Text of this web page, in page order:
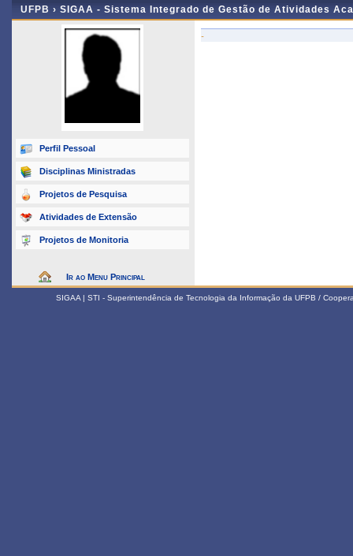
UFPB › SIGAA - Sistema Integrado de Gestão de Atividades
Perfil Pessoal
Disciplinas Ministradas
Projetos de Pesquisa
Atividades de Extensão
Projetos de Monitoria
Ir ao Menu Principal
-
SIGAA | STI - Superintendência de Tecnologia da Informação da UFPB /